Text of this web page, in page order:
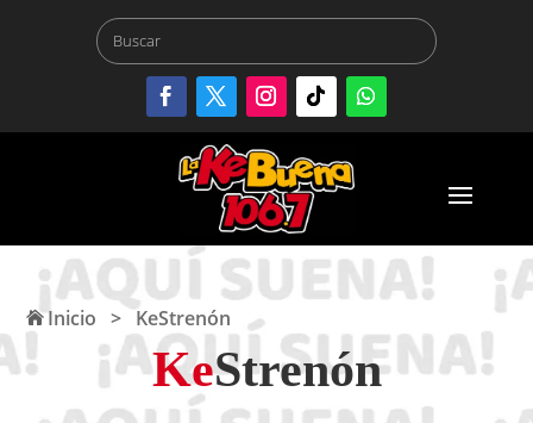
Inicio >KeStrenón
KeStrenón